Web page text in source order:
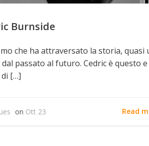
Burnside
che ha attraversato la storia, quasi
passato al futuro. Cedric è questo e
[…]
on Ott 23 Read